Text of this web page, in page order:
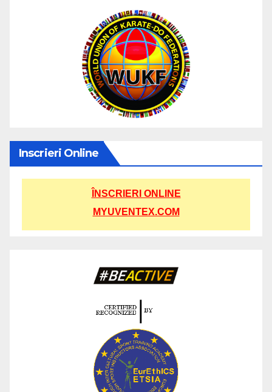
Inscrieri Online
ÎNSCRIERI ONLINE
MYUVENTEX.COM